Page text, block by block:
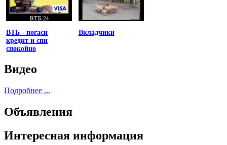
ВТБ - погаси
кредит и спи
спокойно
Вкладчики
Видео
Подробнее ...
Объявления
Интересная информация